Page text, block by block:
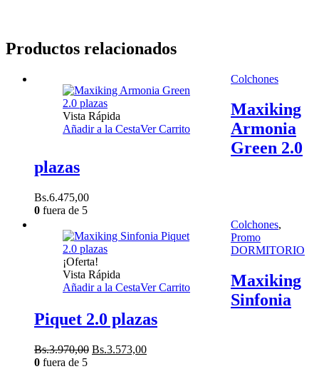
Productos relacionados
Vista Rápida
Añadir a la CestaVer Carrito
Colchones
Maxiking
Armonia
Green 2.0
plazas
Bs.6.475,00
0 fuera de 5
¡Oferta!
Vista Rápida
Añadir a la CestaVer Carrito
Colchones,
Promo
DORMITORIO
Maxiking
Sinfonia
Piquet 2.0 plazas
Bs.3.970,00 El
Bs.3.573,00El
0 fuera de 5